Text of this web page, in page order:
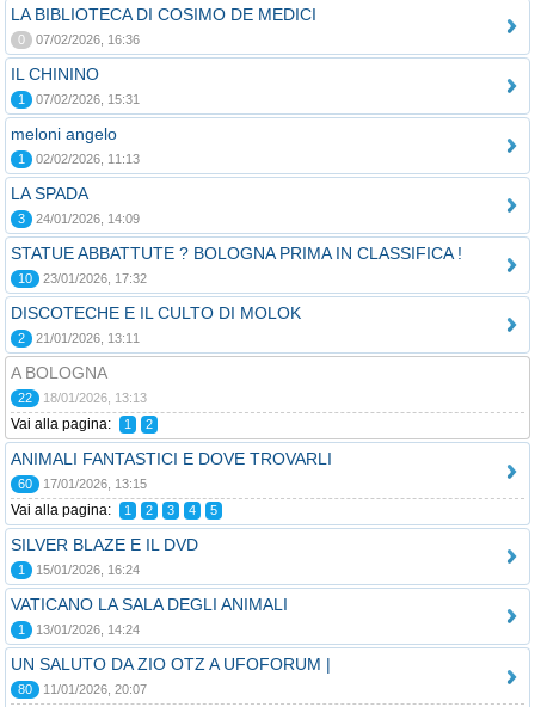
LA BIBLIOTECA DI COSIMO DE MEDICI
0 07/02/2026, 16:36
IL CHININO
1 07/02/2026, 15:31
meloni angelo
1 02/02/2026, 11:13
LA SPADA
3 24/01/2026, 14:09
STATUE ABBATTUTE ? BOLOGNA PRIMA IN CLASSIFICA !
10 23/01/2026, 17:32
DISCOTECHE E IL CULTO DI MOLOK
2 21/01/2026, 13:11
A BOLOGNA
22 18/01/2026, 13:13
Vai alla pagina: 1 2
ANIMALI FANTASTICI E DOVE TROVARLI
60 17/01/2026, 13:15
Vai alla pagina: 1 2 3 4 5
SILVER BLAZE E IL DVD
1 15/01/2026, 16:24
VATICANO LA SALA DEGLI ANIMALI
1 13/01/2026, 14:24
UN SALUTO DA ZIO OTZ A UFOFORUM |
80 11/01/2026, 20:07